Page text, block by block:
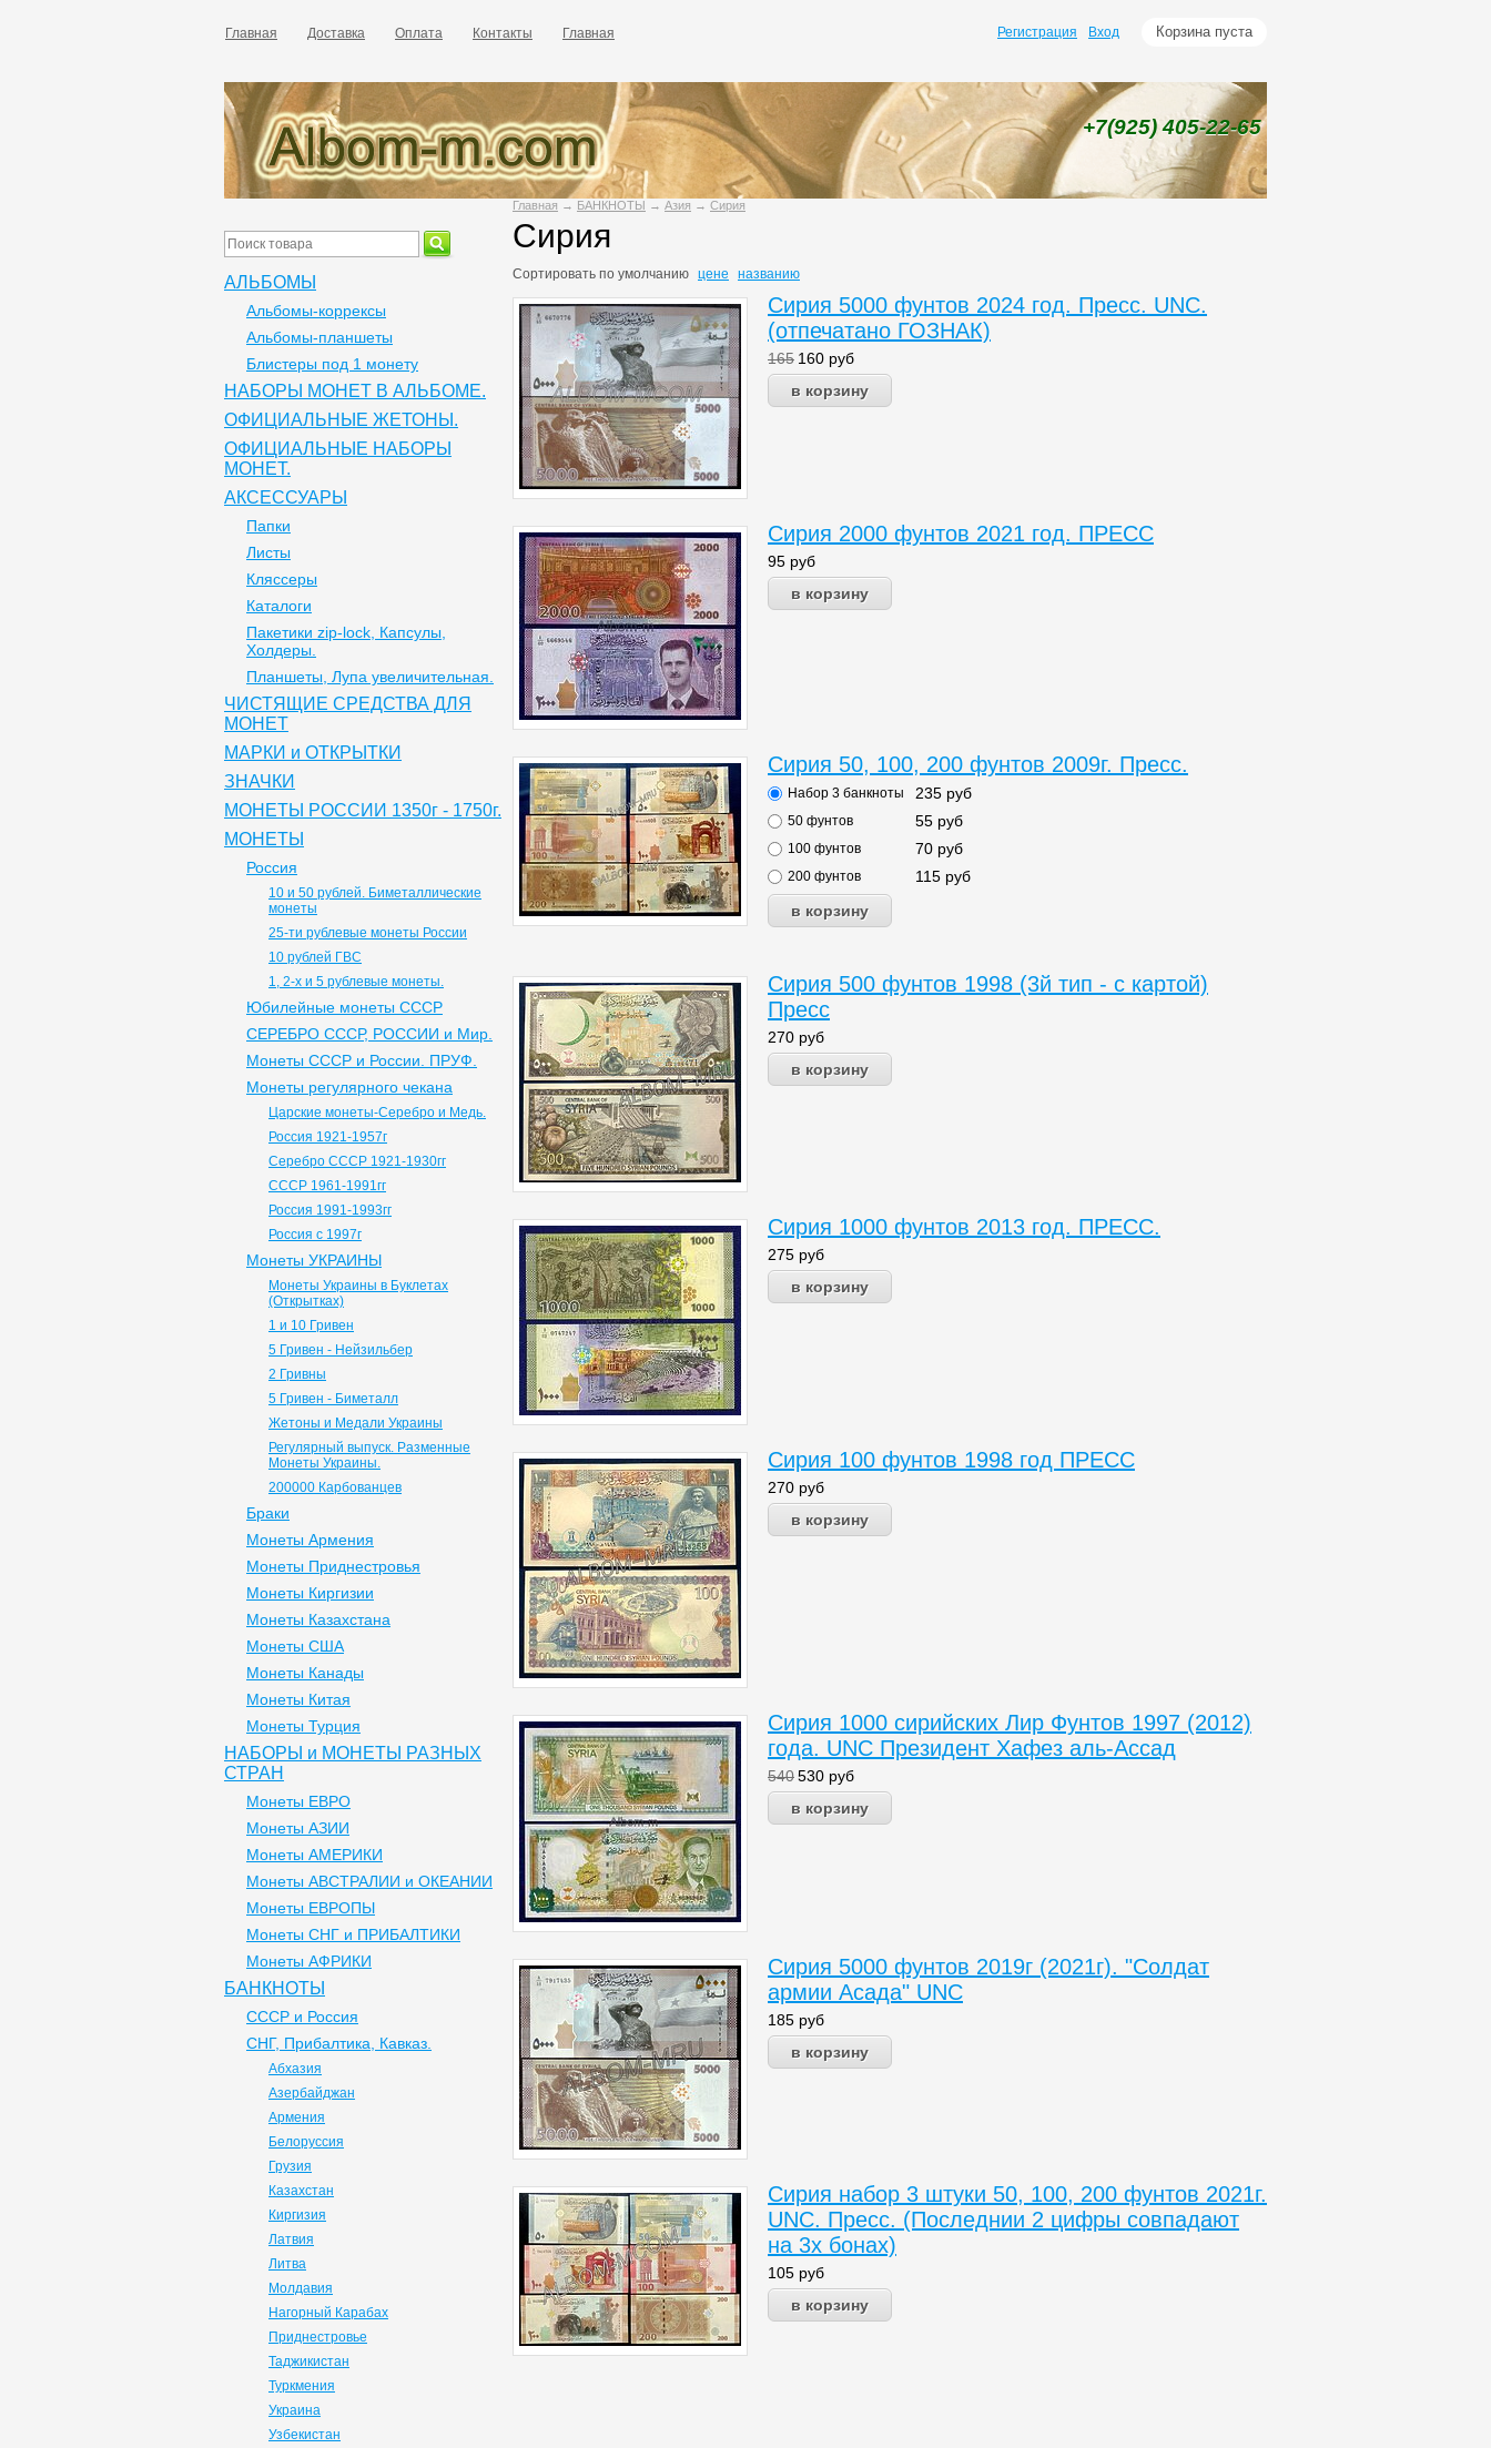
Главная Доставка Оплата Контакты Главная Корзина пуста
Регистрация Вход
+7(925)405-22-65
Главная → БАНКНОТЫ → Азия → Сирия
Сирия
Сортировать по умолчанию цене названию
Сирия 5000 фунтов 2024 год. Пресс. UNC.
(отпечатано ГОЗНАК)
165 160 руб
Сирия 2000 фунтов 2021 год. ПРЕСС
95 руб
Сирия 50, 100, 200 фунтов 2009г. Пресс.
Набор 3 банкноты 235 руб
50 фунтов 55 руб
100 фунтов 70 руб
200 фунтов 115 руб
Сирия 500 фунтов 1998 (3й тип - с картой)
Пресс
270 руб
Сирия 1000 фунтов 2013 год. ПРЕСС.
275 руб
Сирия 100 фунтов 1998 год ПРЕСС
270 руб
Сирия 1000 сирийских Лир Фунтов 1997 (2012)
года. UNC Президент Хафез аль-Ассад
540530 руб
Сирия 5000 фунтов 2019г (2021г). "Солдат
армии Асада" UNC
185 руб
Сирия набор 3 штуки 50, 100, 200 фунтов 2021г.
UNC. Пресс. (Последнии 2 цифры совпадают
на 3х бонах)
105 руб
АЛЬБОМЫ
Альбомы-коррексы
Альбомы-планшеты
Блистеры под 1 монету
НАБОРЫ МОНЕТ В АЛЬБОМЕ.
ОФИЦИАЛЬНЫЕ ЖЕТОНЫ.
ОФИЦИАЛЬНЫЕ НАБОРЫ
МОНЕТ.
АКСЕССУАРЫ
Папки
Листы
Кляссеры
Каталоги
Пакетики zip-lock, Капсулы,
Холдеры.
Планшеты, Лупа увеличительная.
ЧИСТЯЩИЕ СРЕДСТВА ДЛЯ
МОНЕТ
МАРКИ и ОТКРЫТКИ
ЗНАЧКИ
МОНЕТЫ РОССИИ 1350г - 1750г.
МОНЕТЫ
Россия
10 и 50 рублей. Биметаллические
монеты
25-ти рублевые монеты России
10 рублей ГВС
1, 2-х и 5 рублевые монеты.
Юбилейные монеты СССР
СЕРЕБРО СССР, РОССИИ и Мир.
Монеты СССР и России. ПРУФ.
Монеты регулярного чекана
Царские монеты-Серебро и Медь.
Россия 1921-1957г
Серебро СССР 1921-1930гг
СССР 1961-1991гг
Россия 1991-1993гг
Россия с 1997г
Монеты УКРАИНЫ
Монеты Украины в Буклетах
(Открытках)
1 и 10 Гривен
5 Гривен - Нейзильбер
2 Гривны
5 Гривен - Биметалл
Жетоны и Медали Украины
Регулярный выпуск. Разменные
Монеты Украины.
200000 Карбованцев
Браки
Монеты Армения
Монеты Приднестровья
Монеты Киргизии
Монеты Казахстана
Монеты США
Монеты Канады
Монеты Китая
Монеты Турция
НАБОРЫ и МОНЕТЫ РАЗНЫХ
СТРАН
Монеты ЕВРО
Монеты АЗИИ
Монеты АМЕРИКИ
Монеты АВСТРАЛИИ и ОКЕАНИИ
Монеты ЕВРОПЫ
Монеты СНГ и ПРИБАЛТИКИ
Монеты АФРИКИ
БАНКНОТЫ
СССР и Россия
СНГ, Прибалтика, Кавказ.
Абхазия
Азербайджан
Армения
Белоруссия
Грузия
Казахстан
Киргизия
Латвия
Литва
Молдавия
Нагорный Карабах
Приднестровье
Таджикистан
Туркмения
Украина
Узбекистан